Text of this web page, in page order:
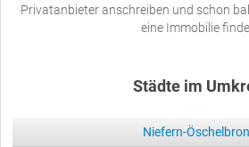
Privatanbieter anschreiben und schon
eine Immobilie
Städte im
Niefern-